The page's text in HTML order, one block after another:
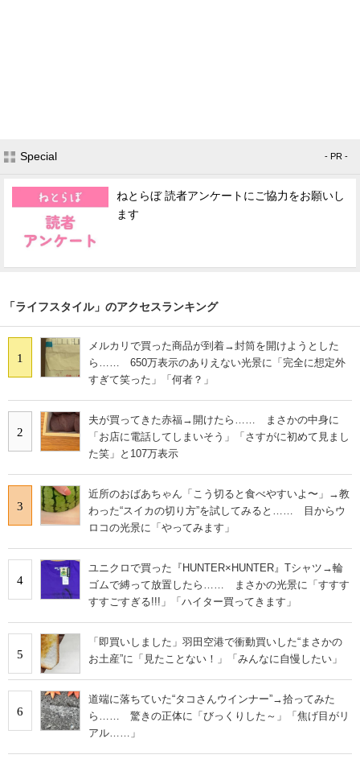
Special - PR -
ねとらぼ 読者アンケートにご協力をお願いし
ます
「ライフスタイル」のアクセスランキング
1
メルカリで買った商品が到着→封筒を開けようとした
ら…… 650万表示のありえない光景に「完全に想定外
すぎて笑った」「何者？」
2
夫が買ってきた赤福→開けたら…… まさかの中身に
「お店に電話してしまいそう」「さすがに初めて見まし
た笑」と107万表示
3
近所のおばあちゃん「こう切ると食べやすいよ〜」→教
わった“スイカの切り方”を試してみると…… 目からウ
ロコの光景に「やってみます」
4
ユニクロで買った『HUNTER×HUNTER』Tシャツ→輪
ゴムで縛って放置したら…… まさかの光景に「すすす
すすごすぎる!!!」「ハイター買ってきます」
5
「即買いしました」羽田空港で衝動買いした“まさかの
お土産”に「見たことない！」「みんなに自慢したい」
6
道端に落ちていた“タコさんウインナー”→拾ってみた
ら…… 驚きの正体に「びっくりした～」「焦げ目がリ
アル……」